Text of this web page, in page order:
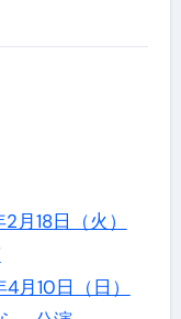
月18日（火）
月10日（日）